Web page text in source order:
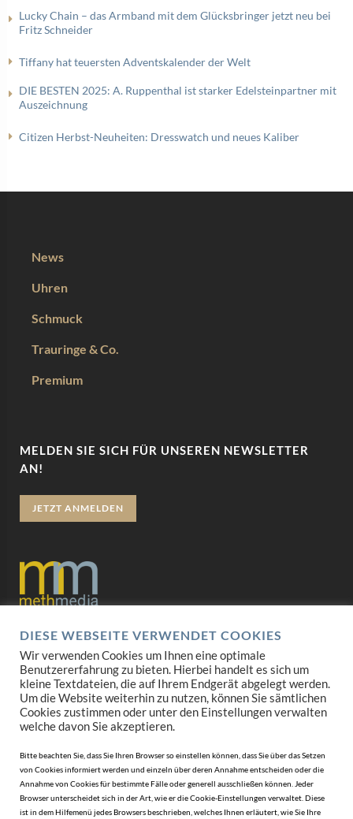
Lucky Chain – das Armband mit dem Glücksbringer jetzt neu bei
Fritz Schneider
Tiffany hat teuersten Adventskalender der Welt
DIE BESTEN 2025: A. Ruppenthal ist starker Edelsteinpartner mit
Auszeichnung
Citizen Herbst-Neuheiten: Dresswatch und neues Kaliber
News
Uhren
Schmuck
Trauringe & Co.
Premium
MELDEN SIE SICH FÜR UNSEREN NEWSLETTER
AN!
JETZT ANMELDEN
Datenschutz
Impressum
AGB
Mediadaten
DIESE WEBSEITE VERWENDET COOKIES
Wir verwenden Cookies um Ihnen eine optimale
Benutzererfahrung zu bieten. Hierbei handelt es sich um
kleine Textdateien, die auf Ihrem Endgerät abgelegt werden.
Um die Website weiterhin zu nutzen, können Sie sämtlichen
Cookies zustimmen oder unter den Einstellungen verwalten
welche davon Sie akzeptieren.
Bitte beachten Sie, dass Sie Ihren Browser so einstellen können, dass Sie über das Setzen
von Cookies informiert werden und einzeln über deren Annahme entscheiden oder die
Annahme von Cookies für bestimmte Fälle oder generell ausschließen können. Jeder
Browser unterscheidet sich in der Art, wie er die Cookie-Einstellungen verwaltet. Diese
ist in dem Hilfemenü jedes Browsers beschrieben, welches Ihnen erläutert, wie Sie Ihre